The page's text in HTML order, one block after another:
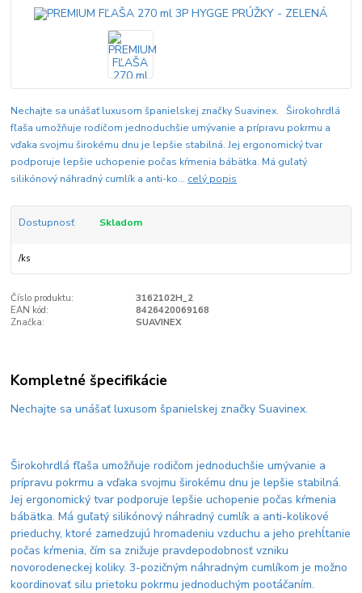
Nechajte sa unášať luxusom španielskej značky Suavinex. Širokohrdlá
fľaša umožňuje rodičom jednoduchšie umývanie a prípravu pokrmu a
vďaka svojmu širokému dnu je lepšie stabilná. Jej ergonomický tvar
podporuje lepšie uchopenie počas kŕmenia bábätka. Má guľatý
silikónový náhradný cumlík a anti-ko... celý popis
Dostupnosť Skladom
/ks
Číslo produktu:
3162102H_2
EAN kód:
8426420069168
Značka:
SUAVINEX
Kompletné špecifikácie
Nechajte sa unášať luxusom španielskej značky Suavinex.
Širokohrdlá fľaša umožňuje rodičom jednoduchšie umývanie a
prípravu pokrmu a vďaka svojmu širokému dnu je lepšie stabilná.
Jej ergonomický tvar podporuje lepšie uchopenie počas kŕmenia
bábätka. Má guľatý silikónový náhradný cumlík a anti-kolikové
prieduchy, ktoré zamedzujú hromadeniu vzduchu a jeho prehĺtanie
počas kŕmenia, čím sa znižuje pravdepodobnosť vzniku
novorodeneckej koliky. 3-pozičným náhradným cumlíkom je možno
koordinovať silu prietoku pokrmu jednoduchým pootáčaním.